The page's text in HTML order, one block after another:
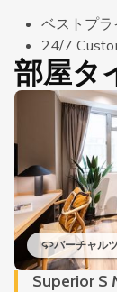
ベストプ
24/7
部屋タ
バーチャル
Superior S